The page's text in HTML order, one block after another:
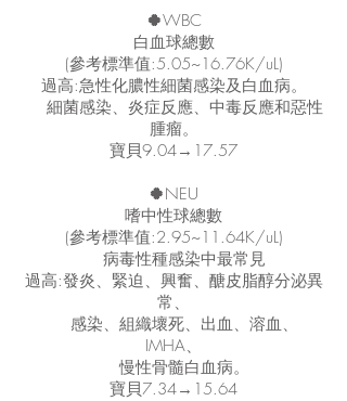
🍀WBC
白血球總數
(參考標準值:5.05~16.76K/uL)
過高:急性化膿性細菌感染及白血病。
細菌感染、炎症反應、中毒反應和惡性
腫瘤。
寶貝9.04→17.57
🍀NEU
嗜中性球總數
(參考標準值:2.95~11.64K/uL)
病毒性種感染中最常見
過高:發炎、緊迫、興奮、醣皮脂醇分泌異
常、
感染、組織壞死、出血、溶血、
IMHA、
慢性骨髓白血病。
寶貝7.34→15.64